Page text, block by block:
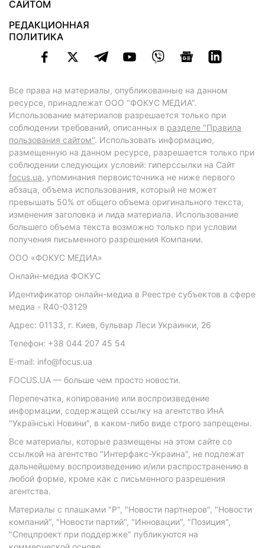
САЙТОМ
РЕДАКЦИОННАЯ
ПОЛИТИКА
Все права на материалы, опубликованные на данном
ресурсе, принадлежат ООО "ФОКУС МЕДИА".
Использование материалов разрешается только при
соблюдении требований, описанных в разделе "Правила
пользования сайтом". Использовать информацию,
размещенную на данном ресурсе, разрешается только при
соблюдении следующих условий: гиперссылки на Сайт
focus.ua, упоминания первоисточника не ниже первого
абзаца, объема использования, который не может
превышать 50% от общего объема оригинального текста,
изменения заголовка и лида материала. Использование
большего объема текста возможно только при условии
получения письменного разрешения Компании.
ООО «ФОКУС МЕДИА»
Онлайн-медиа ФОКУС
Идентификатор онлайн-медиа в Реестре субъектов в сфере
медиа - R40-03129
Адрес: 01133, г. Киев, бульвар Леси Украинки, 26
Телефон: +38 044 207 45 54
E-mail: info@focus.ua
FOCUS.UA — больше чем просто новости.
Перепечатка, копирование или воспроизведение
информации, содержащей ссылку на агентство ИнА
"Українські Новини", в каком-либо виде строго запрещены.
Все материалы, которые размещены на этом сайте со
ссылкой на агентство "Интерфакс-Украина", не подлежат
дальнейшему воспроизведению и/или распространению в
любой форме, кроме как с письменного разрешения
агентства.
Материалы с плашками "Р", "Новости партнеров", "Новости
компаний", "Новости партий", "Инновации", "Позиция",
"Спецпроект при поддержке" публикуются на